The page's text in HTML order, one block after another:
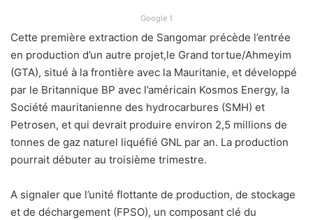
Google 1
Cette première extraction de Sangomar précède l’entrée
en production d’un autre projet,le Grand tortue/Ahmeyim
(GTA), situé à la frontière avec la Mauritanie, et développé
par le Britannique BP avec l’américain Kosmos Energy, la
Société mauritanienne des hydrocarbures (SMH) et
Petrosen, et qui devrait produire environ 2,5 millions de
tonnes de gaz naturel liquéfié GNL par an. La production
pourrait débuter au troisième trimestre.
A signaler que l’unité flottante de production, de stockage
et de déchargement (FPSO), un composant clé du